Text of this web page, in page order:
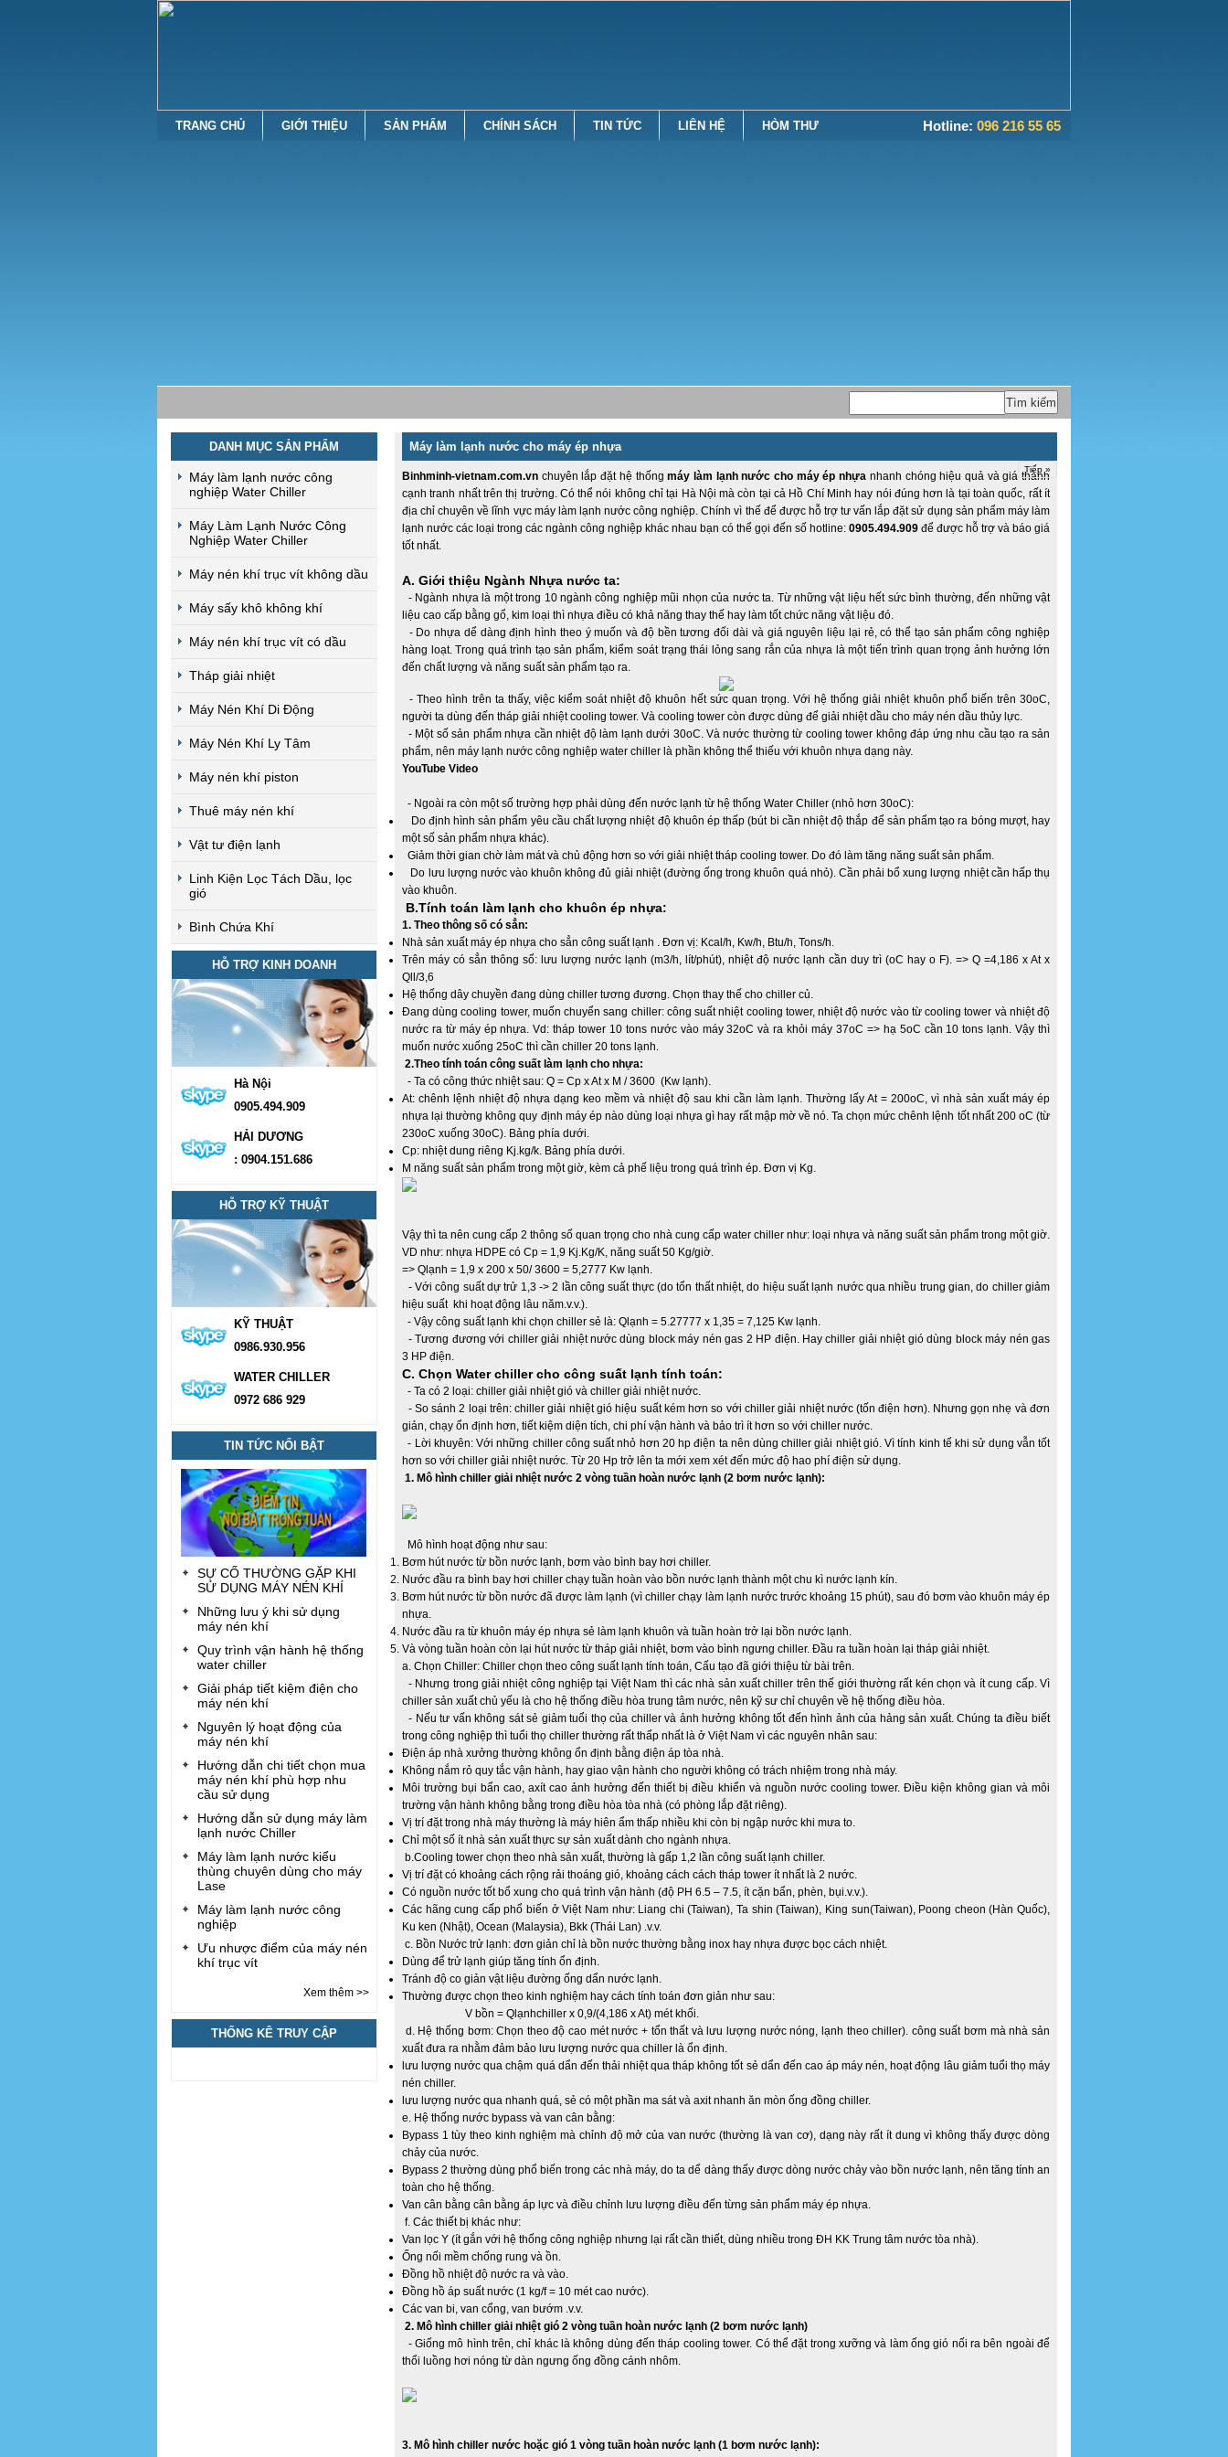
Hotline: 096 216 55 65
TRANG CHỦ GIỚI THIỆU SẢN PHẨM CHÍNH SÁCH TIN TỨC LIÊN HỆ HÒM THƯ
DANH MỤC SẢN PHẨM
Máy làm lạnh nước công
nghiệp Water Chiller
Máy Làm Lạnh Nước Công
Nghiệp Water Chiller
Máy nén khí trục vít không dầu
Máy sấy khô không khí
Máy nén khí trục vít có dầu
Tháp giải nhiệt
Máy Nén Khí Di Động
Máy Nén Khí Ly Tâm
Máy nén khí piston
Thuê máy nén khí
Vật tư điện lạnh
Linh Kiện Lọc Tách Dầu, lọc
gió
Bình Chứa Khí
HỖ TRỢ KINH DOANH
Hà Nội
0905.494.909
HẢI DƯƠNG
: 0904.151.686
HỖ TRỢ KỸ THUẬT
KỸ THUẬT
0986.930.956
WATER CHILLER
0972 686 929
TIN TỨC NỔI BẬT
SỰ CỐ THƯỜNG GẶP KHI
SỬ DỤNG MÁY NÉN KHÍ
Những lưu ý khi sử dụng
máy nén khí
Quy trình vận hành hệ thống
water chiller
Giải pháp tiết kiệm điện cho
máy nén khí
Nguyên lý hoạt động của
máy nén khí
Hướng dẫn chi tiết chọn mua
máy nén khí phù hợp nhu
cầu sử dụng
Hướng dẫn sử dụng máy làm
lạnh nước Chiller
Máy làm lạnh nước kiểu
thùng chuyên dùng cho máy
Lase
Máy làm lạnh nước công
nghiệp
Ưu nhược điểm của máy nén
khí trục vít
Xem thêm >>
THỐNG KÊ TRUY CẬP
Máy làm lạnh nước cho máy ép nhựa
Binhminh-vietnam.com.vn chuyên lắp đặt hệ thốngmáy làm lạnh nước cho máy ép nhựa nhanh chóng hiệu quả và giá thành
cạnh tranh nhất trên thị trường. Có thể nói không chỉ tại Hà Nội mà còn tại cả Hồ Chí Minh hay nói đúng hơn là tại toàn quốc, rất ít
địa chỉ chuyên về lĩnh vực máy làm lạnh nước công nghiệp. Chính vì thế để được hỗ trợ tư vấn lắp đặt sử dụng sản phẩm máy làm
lạnh nước các loại trong các ngành công nghiệp khác nhau bạn có thể gọi đến số hotline: 0905.494.909 để được hỗ trợ và báo giá
tốt nhất.
A. Giới thiệu Ngành Nhựa nước ta:
- Ngành nhựa là một trong 10 ngành công nghiệp mũi nhọn của nước ta. Từ những vật liệu hết sức bình thường, đến những vật
liệu cao cấp bằng gổ, kim loại thì nhựa điều có khả năng thay thế hay làm tốt chức năng vật liệu đó.
- Do nhựa dể dàng định hình theo ý muốn và độ bền tương đối dài và giá nguyên liệu lại rẻ, có thể tạo sản phẩm công nghiệp
hàng loạt. Trong quá trình tạo sản phẩm, kiểm soát trạng thái lỏng sang rắn của nhựa là một tiến trình quan trọng ảnh hưởng lớn
đến chất lượng và năng suất sản phẩm tạo ra.
- Theo hình trên ta thấy, việc kiểm soát nhiệt độ khuôn hết sức quan trọng. Với hệ thống giải nhiệt khuôn phổ biến trên 30oC,
người ta dùng đến tháp giải nhiệt cooling tower. Và cooling tower còn được dùng để giải nhiệt dầu cho máy nén dầu thủy lực.
- Một số sản phẩm nhựa cần nhiệt độ làm lạnh dưới 30oC. Và nước thường từ cooling tower không đáp ứng nhu cầu tạo ra sản
phẩm, nên máy lạnh nước công nghiệp water chiller là phần không thể thiếu với khuôn nhựa dạng này.
YouTube Video
- Ngoài ra còn một số trường hợp phải dùng đến nước lạnh từ hệ thống Water Chiller (nhỏ hơn 30oC):
Do định hình sản phẩm yêu cầu chất lượng nhiệt độ khuôn ép thấp (bút bi cần nhiệt độ thắp để sản phẩm tạo ra bóng mượt, hay
một số sản phẩm nhựa khác).
Giảm thời gian chờ làm mát và chủ động hơn so với giải nhiệt tháp cooling tower. Do đó làm tăng năng suất sản phẩm.
Do lưu lượng nước vào khuôn không đủ giải nhiệt (đường ống trong khuôn quá nhỏ). Cần phải bổ xung lượng nhiệt cần hấp thụ
vào khuôn.
B.Tính toán làm lạnh cho khuôn ép nhựa:
1. Theo thông số có sẳn:
Nhà sản xuất máy ép nhựa cho sẳn công suất lạnh . Đơn vị: Kcal/h, Kw/h, Btu/h, Tons/h.
Trên máy có sẳn thông số: lưu lượng nước lạnh (m3/h, lít/phút), nhiệt độ nước lạnh cần duy trì (oC hay o F). => Q =4,186 x At x
Qll/3,6
Hệ thống dây chuyền đang dùng chiller tương đương. Chọn thay thế cho chiller củ.
Đang dùng cooling tower, muốn chuyển sang chiller: công suất nhiệt cooling tower, nhiệt độ nước vào từ cooling tower và nhiệt độ
nước ra từ máy ép nhựa. Vd: tháp tower 10 tons nước vào máy 32oC và ra khỏi máy 37oC => hạ 5oC cần 10 tons lạnh. Vậy thì
muốn nước xuống 25oC thì cần chiller 20 tons lạnh.
2.Theo tính toán công suất làm lạnh cho nhựa:
- Ta có công thức nhiệt sau: Q = Cp x At x M / 3600 (Kw lạnh).
At: chênh lệnh nhiệt độ nhựa dạng keo mềm và nhiệt độ sau khi cần làm lạnh. Thường lấy At = 200oC, vì nhà sản xuất máy ép
nhựa lại thường không quy định máy ép nào dùng loại nhựa gì hay rất mập mờ về nó. Ta chọn mức chênh lệnh tốt nhất 200 oC (từ
230oC xuống 30oC). Bảng phía dưới.
Cp: nhiệt dung riêng Kj.kg/k. Bảng phía dưới.
M năng suất sản phẩm trong một giờ, kèm cả phế liệu trong quá trình ép. Đơn vị Kg.
Vậy thì ta nên cung cấp 2 thông số quan trọng cho nhà cung cấp water chiller như: loại nhựa và năng suất sản phẩm trong một giờ.
VD như: nhựa HDPE có Cp = 1,9 Kj.Kg/K, năng suất 50 Kg/giờ.
=> Qlạnh = 1,9 x 200 x 50/ 3600 = 5,2777 Kw lạnh.
- Với công suất dự trử 1,3 -> 2 lần công suất thực (do tổn thất nhiệt, do hiệu suất lạnh nước qua nhiều trung gian, do chiller giảm
hiệu suất khi hoạt động lâu năm.v.v.).
- Vậy công suất lạnh khi chọn chiller sẻ là: Qlạnh = 5.27777 x 1,35 = 7,125 Kw lạnh.
- Tương đương với chiller giải nhiệt nước dùng block máy nén gas 2 HP điện. Hay chiller giải nhiệt gió dùng block máy nén gas
3 HP điện.
C. Chọn Water chiller cho công suất lạnh tính toán:
- Ta có 2 loại: chiller giải nhiệt gió và chiller giải nhiệt nước.
- So sánh 2 loại trên: chiller giải nhiệt gió hiệu suất kém hơn so với chiller giải nhiệt nước (tốn điện hơn). Nhưng gọn nhẹ và đơn
giản, chạy ổn định hơn, tiết kiệm diện tích, chi phí vận hành và bảo trì ít hơn so với chiller nước.
- Lời khuyên: Với những chiller công suất nhỏ hơn 20 hp điện ta nên dùng chiller giải nhiệt gió. Vì tính kinh tế khi sử dụng vẫn tốt
hơn so với chiller giải nhiệt nước. Từ 20 Hp trở lên ta mới xem xét đến mức độ hao phí điện sử dụng.
1. Mô hình chiller giải nhiệt nước 2 vòng tuần hoàn nước lạnh (2 bơm nước lạnh):
Mô hình hoạt động như sau:
Bơm hút nước từ bồn nước lạnh, bơm vào bình bay hơi chiller.
Nước đầu ra bình bay hơi chiller chạy tuần hoàn vào bồn nước lạnh thành một chu kì nước lạnh kín.
Bơm hút nước từ bồn nước đã được làm lạnh (vì chiller chạy làm lạnh nước trước khoảng 15 phút), sau đó bơm vào khuôn máy ép
nhựa.
Nước đầu ra từ khuôn máy ép nhựa sẻ làm lạnh khuôn và tuần hoàn trở lại bồn nước lạnh.
Và vòng tuần hoàn còn lại hút nước từ tháp giải nhiệt, bơm vào bình ngưng chiller. Đầu ra tuần hoàn lại tháp giải nhiệt.
a. Chọn Chiller: Chiller chọn theo công suất lạnh tính toán, Cấu tạo đã giới thiệu từ bài trên.
- Nhưng trong giải nhiệt công nghiệp tại Việt Nam thì các nhà sản xuất chiller trên thế giới thường rất kén chọn và ít cung cấp. Vì
chiller sản xuất chủ yếu là cho hệ thống điều hòa trung tâm nước, nên kỹ sư chỉ chuyên về hệ thống điều hòa.
- Nếu tư vấn không sát sẻ giảm tuổi thọ của chiller và ảnh hưởng không tốt đến hình ảnh của hảng sản xuất. Chúng ta điều biết
trong công nghiệp thì tuổi thọ chiller thường rất thấp nhất là ở Việt Nam vì các nguyên nhân sau:
Điện áp nhà xưởng thường không ổn định bằng điện áp tòa nhà.
Không nắm rỏ quy tắc vận hành, hay giao vận hành cho người không có trách nhiệm trong nhà máy.
Môi trường bụi bẩn cao, axít cao ảnh hưởng đến thiết bị điều khiển và nguồn nước cooling tower. Điều kiện không gian và môi
trường vận hành không bằng trong điều hòa tòa nhà (có phòng lắp đặt riêng).
Vị trí đặt trong nhà máy thường là máy hiên ẩm thấp nhiều khi còn bị ngập nước khi mưa to.
Chỉ một số ít nhà sản xuất thực sự sản xuất dành cho ngành nhựa.
b.Cooling tower chọn theo nhà sản xuất, thường là gấp 1,2 lần công suất lạnh chiller.
Vị trí đặt có khoảng cách rộng rải thoáng gió, khoảng cách cách tháp tower ít nhất là 2 nước.
Có nguồn nước tốt bổ xung cho quá trình vận hành (độ PH 6.5 – 7.5, ít cặn bẩn, phèn, bụi.v.v.).
Các hãng cung cấp phổ biến ở Việt Nam như: Liang chi (Taiwan), Ta shin (Taiwan), King sun(Taiwan), Poong cheon (Hàn Quốc),
Ku ken (Nhật), Ocean (Malaysia), Bkk (Thái Lan) .v.v.
c. Bồn Nước trử lạnh: đơn giản chỉ là bồn nước thường bằng inox hay nhựa được bọc cách nhiệt.
Dùng để trử lạnh giúp tăng tính ổn định.
Tránh độ co giản vật liệu đường ống dẩn nước lạnh.
Thường được chọn theo kinh nghiệm hay cách tính toán đơn giản như sau:
V bồn = Qlạnhchiller x 0,9/(4,186 x At) mét khối.
d. Hệ thống bơm: Chọn theo độ cao mét nước + tổn thất và lưu lượng nước nóng, lạnh theo chiller). công suất bơm mà nhà sản
xuất đưa ra nhằm đảm bảo lưu lượng nước qua chiller là ổn định.
lưu lượng nước qua chậm quá dẩn đến thải nhiệt qua tháp không tốt sẻ dẩn đến cao áp máy nén, hoạt động lâu giảm tuổi thọ máy
nén chiller.
lưu lượng nước qua nhanh quá, sẻ có một phần ma sát và axit nhanh ăn mòn ống đồng chiller.
e. Hệ thống nước bypass và van cân bằng:
Bypass 1 tùy theo kinh nghiệm mà chỉnh độ mở của van nước (thường là van cơ), dạng này rất ít dung vì không thấy được dòng
chảy của nước.
Bypass 2 thường dùng phổ biến trong các nhà máy, do ta dể dàng thấy được dòng nước chảy vào bồn nước lạnh, nên tăng tính an
toàn cho hệ thống.
Van cân bằng cân bằng áp lực và điều chỉnh lưu lượng điều đến từng sản phẩm máy ép nhựa.
f. Các thiết bị khác như:
Van lọc Y (ít gắn với hệ thống công nghiệp nhưng lại rất cần thiết, dùng nhiều trong ĐH KK Trung tâm nước tòa nhà).
Ống nối mềm chống rung và ồn.
Đồng hồ nhiệt độ nước ra và vào.
Đồng hồ áp suất nước (1 kg/f = 10 mét cao nước).
Các van bi, van cổng, van bướm .v.v.
2. Mô hình chiller giải nhiệt gió 2 vòng tuần hoàn nước lạnh (2 bơm nước lạnh)
- Giống mô hình trên, chỉ khác là không dùng đến tháp cooling tower. Có thể đặt trong xưỡng và làm ống gió nối ra bên ngoài để
thổi luồng hơi nóng từ dàn ngưng ống đồng cánh nhôm.
3. Mô hình chiller nước hoặc gió 1 vòng tuần hoàn nước lạnh (1 bơm nước lạnh):
Tiếp »